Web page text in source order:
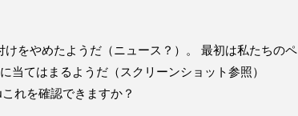
けをやめたようだ（ニュース？）。 最初は私たちのペ
当てはまるようだ（スクリーンショット参照）
れを確認できますか？